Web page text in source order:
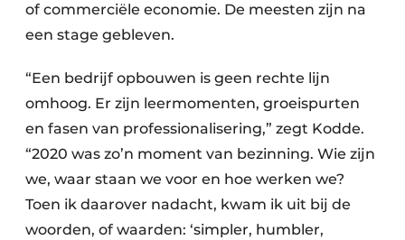
of commerciële economie. De meesten zijn na
een stage gebleven.
“Een bedrijf opbouwen is geen rechte lijn
omhoog. Er zijn leermomenten, groeispurten
en fasen van professionalisering,” zegt Kodde.
“2020 was zo’n moment van bezinning. Wie zijn
we, waar staan we voor en hoe werken we?
Toen ik daarover nadacht, kwam ik uit bij de
woorden, of waarden: ‘simpler, humbler,